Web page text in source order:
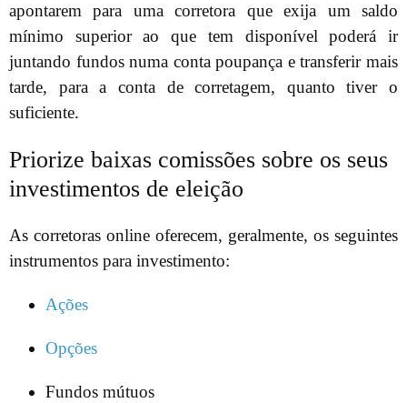
apontarem para uma corretora que exija um saldo
mínimo superior ao que tem disponível poderá ir
juntando fundos numa conta poupança e transferir mais
tarde, para a conta de corretagem, quanto tiver o
suficiente.
Priorize baixas comissões sobre os seus
investimentos de eleição
As corretoras online oferecem, geralmente, os seguintes
instrumentos para investimento:
Ações
Opções
Fundos mútuos